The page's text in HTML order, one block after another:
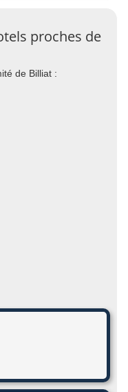
proches de
de Billiat :